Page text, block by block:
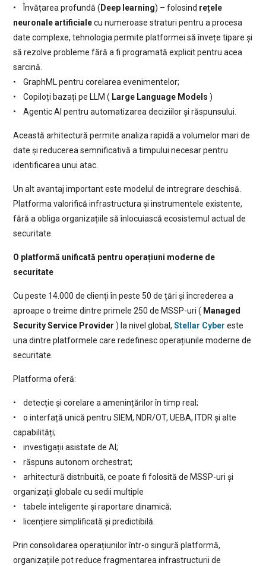
• Învățarea profundă ( Deep learning) – folosind rețele
neuronale artificialecu numeroase straturi pentru a procesa
date complexe, tehnologia permite platformei să învețe tipare și
să rezolve probleme fără a fi programată explicit pentru acea
sarcină.
• GraphML pentru corelarea evenimentelor;
• Copiloți bazați pe LLM ( Large Language Models )
• Agentic AI pentru automatizarea deciziilor și răspunsului.
Această arhitectură permite analiza rapidă a volumelor mari de
date și reducerea semnificativă a timpului necesar pentru
identificarea unui atac.
Un alt avantaj important este modelul de intregrare deschisă.
Platforma valorifică infrastructura și instrumentele existente,
fără a obliga organizațiile să înlocuiască ecosistemul actual de
securitate.
O platformă unificată pentru operațiuni moderne de
securitate
Cu peste 14.000 de clienți în peste 50 de țări și încrederea a
aproape o treime dintre primele 250 de MSSP-uri ( Managed
Security Service Provider ) la nivel global, Stellar Cyber este
una dintre platformele care redefinesc operațiunile moderne de
securitate.
Platforma oferă:
• detecție și corelare a amenințărilor în timp real;
• o interfață unică pentru SIEM, NDR/OT, UEBA, ITDR și alte
capabilități;
• investigații asistate de AI;
• răspuns autonom orchestrat;
• arhitectură distribuită, ce poate fi folosită de MSSP-uri și
organizații globale cu sedii multiple
• tabele inteligente și raportare dinamică;
• licențiere simplificată și predictibilă.
Prin consolidarea operațiunilor într-o singură platformă,
organizațiile pot reduce fragmentarea infrastructurii de